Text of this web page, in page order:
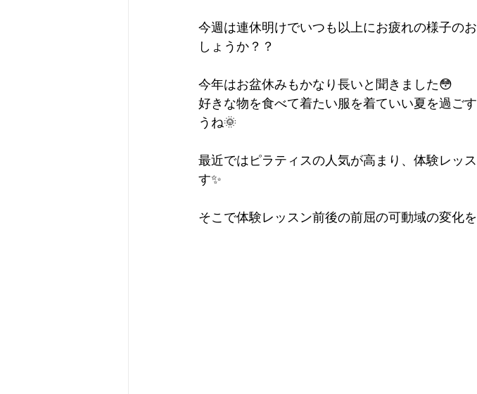
今週は連休明けでいつも以上にお疲れの様子の
しょうか？？
今年はお盆休みもかなり長いと聞きました😳
好きな物を食べて着たい服を着ていい夏を過ご
うね🌞
最近ではピラティスの人気が高まり、体験レッ
す✨
そこで体験レッスン前後の前屈の可動域の変化